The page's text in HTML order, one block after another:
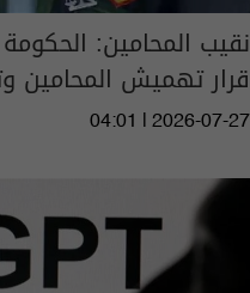
نقيب المحامين:
قرار تهميش المحامين
04:01 | 2026-07-27